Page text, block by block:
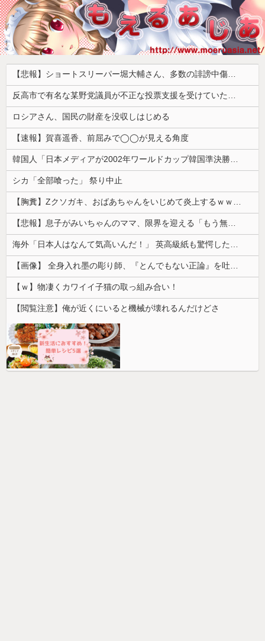
【悲報】ショートスリーパー堀大輔さん、多数の誹謗中傷で涙が止まらなくなってしまう動画がネットで話題に → ………
反高市で有名な某野党議員が不正な投票支援を受けていた過去が発掘、「説明責任があるのでは？」と揶揄されており……
ロシアさん、国民の財産を没収しはじめる
【速報】賀喜遥香、前屈みで◯◯が見える角度
韓国人「日本メディアが2002年ワールドカップ韓国準決勝も調査すべきと主張！」→「英国メディアも一斉に指摘‥」
シカ「全部喰った」 祭り中止
【胸糞】Zクソガキ、おばあちゃんをいじめて炎上するｗｗｗｗ
【悲報】息子がみいちゃんのママ、限界を迎える「もう無理。普通の家庭を築きたい。普通の子育てをしたい。」
海外「日本人はなんて気高いんだ！」 英高級紙も驚愕した極限の中の日本人の姿に世界が衝撃
【画像】 全身入れ墨の彫り師、『とんでもない正論』を吐いて30万再生されてしまうｗｗｗｗｗｗｗ
【ｗ】物凄くカワイイ子猫の取っ組み合い！
【閲覧注意】俺が近くにいると機械が壊れるんだけどさ